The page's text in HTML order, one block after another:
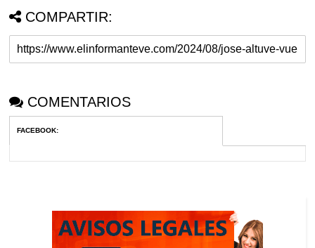
COMPARTIR:
COMENTARIOS
FACEBOOK: